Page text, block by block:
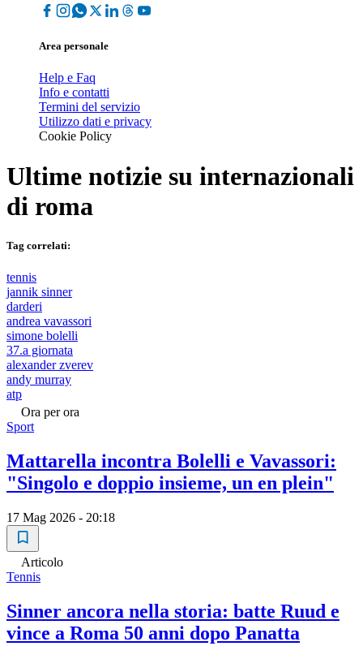
Area personale
Help e Faq
Info e contatti
Termini del servizio
Utilizzo dati e privacy
Cookie Policy
Ultime notizie su internazionali
di roma
Tag correlati:
tennis
jannik sinner
darderi
andrea vavassori
simone bolelli
37.a giornata
alexander zverev
andy murray
atp
Ora per ora
Sport
Mattarella incontra Bolelli e Vavassori:
"Singolo e doppio insieme, un en plein"
17 Mag 2026 - 20:18
Articolo
Tennis
Sinner ancora nella storia: batte Ruud e
vince a Roma 50 anni dopo Panatta